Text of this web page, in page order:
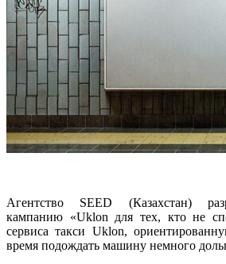
Агентство SEED (Казахстан)
кампанию «Uklon для тех, кто не
сервиса такси Uklon,
время подождать машину немного